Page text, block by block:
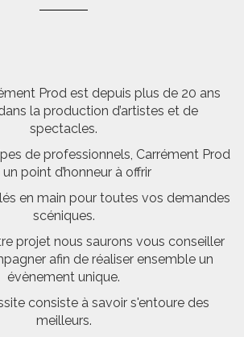
Prod est depuis plus de 20 ans
la production d’artistes et de
spectacles.
de professionnels, Carrément Prod
point d’honneur à offrir
en main pour toutes vos demandes
scéniques.
projet nous saurons vous conseiller
afin de réaliser ensemble un
évènement unique.
consiste à savoir s'entoure des
meilleurs.